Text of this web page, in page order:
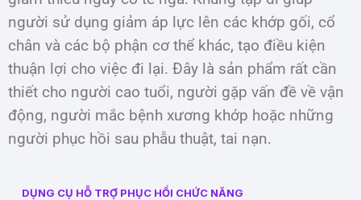
người sử dụng giảm áp lực lên các khớp gối, cổ
chân và các bộ phận cơ thể khác, tạo điều kiện
thuận lợi cho việc đi lại. Đây là sản phẩm rất cần
thiết cho người cao tuổi, người gặp vấn đề về vận
động, người mắc bệnh xương khớp hoặc những
người phục hồi sau phẫu thuật, tai nạn.
DỤNG CỤ HỖ TRỢ PHỤC HỒI CHỨC NĂNG